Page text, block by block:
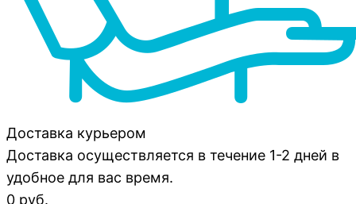
Доставка курьером
Доставка осуществляется в течение 1-2 дней в
удобное для вас время.
0 руб.